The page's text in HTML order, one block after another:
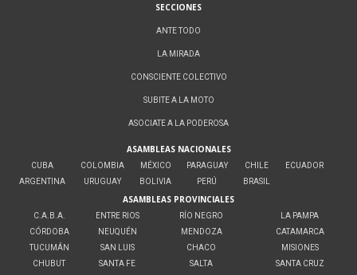
SECCIONES
ANTE TODO
LA MIRADA
CONSCIENTE COLECTIVO
SUBITE A LA MOTO
ASOCIATE A LA PODEROSA
ASAMBLEAS NACIONALES
CUBA
ARGENTINA
COLOMBIA
URUGUAY
MÉXICO
BOLIVIA
PARAGUAY
PERÚ
CHILE
BRASIL
ECUADOR
ASAMBLEAS PROVINCIALES
C.A.B.A.
CÓRDOBA
TUCUMÁN
CHUBUT
ENTRE RIOS
NEUQUÉN
SAN LUIS
SANTA FE
RÍO NEGRO
MENDOZA
CHACO
SALTA
LA PAMPA
CATAMARCA
MISIONES
SANTA CRUZ